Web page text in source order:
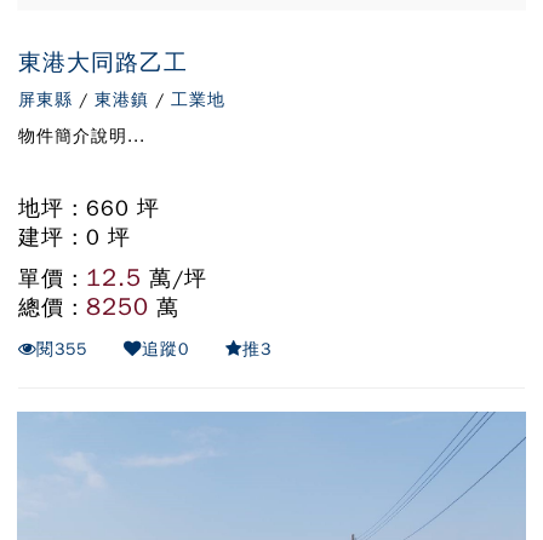
東港大同路乙工
屏東縣 / 東港鎮 / 工業地
物件簡介說明...
地坪 : 660 坪
建坪 : 0 坪
單價 : 12.5 萬/坪
總價 : 8250 萬
閱355 追蹤0 推3